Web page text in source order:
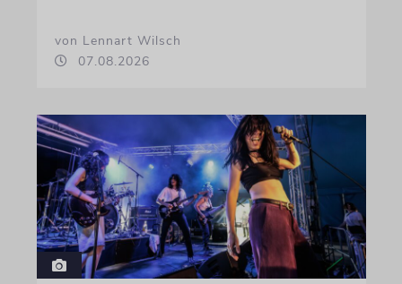
von Lennart Wilsch
07.08.2026